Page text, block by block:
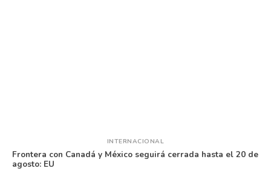
INTERNACIONAL
Frontera con Canadá y México seguirá cerrada hasta el 20 de
agosto: EU